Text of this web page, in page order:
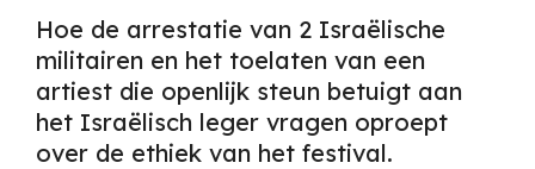
Hoe de arrestatie van 2 Israëlische
militairen en het toelaten van een
artiest die openlijk steun betuigt aan
het Israëlisch leger vragen oproept
over de ethiek van het festival.